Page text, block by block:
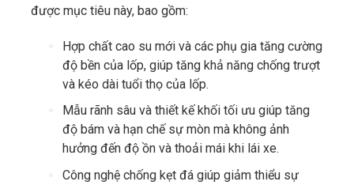
được mục tiêu này, bao gồm:
Hợp chất cao su mới và các phụ gia tăng cường
độ bền của lốp, giúp tăng khả năng chống trượt
và kéo dài tuổi thọ của lốp.
Mẫu rãnh sâu và thiết kế khối tối ưu giúp tăng
độ bám và hạn chế sự mòn mà không ảnh
hưởng đến độ ồn và thoải mái khi lái xe.
Công nghệ chống kẹt đá giúp giảm thiểu sự